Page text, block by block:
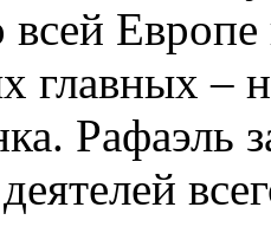
главных –
Рафаэль